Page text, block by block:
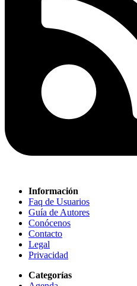
Información
Faq de Usuarios
Guía de Autores
Conócenos
Contacto
Legal
Privacidad
Categorías